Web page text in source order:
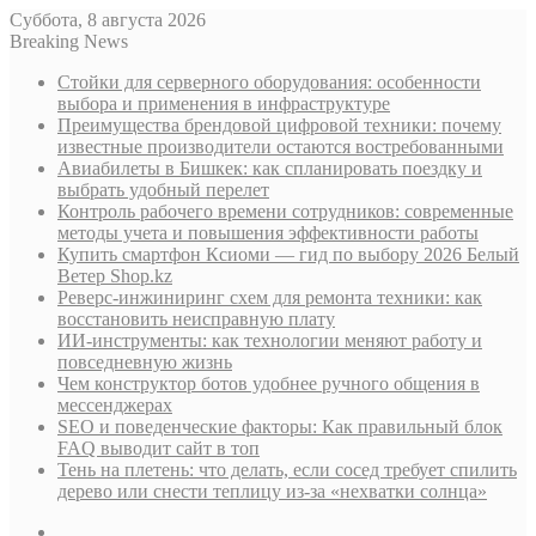
Суббота, 8 августа 2026
Breaking News
Стойки для серверного оборудования: особенности
выбора и применения в инфраструктуре
Преимущества брендовой цифровой техники: почему
известные производители остаются востребованными
Авиабилеты в Бишкек: как спланировать поездку и
выбрать удобный перелет
Контроль рабочего времени сотрудников: современные
методы учета и повышения эффективности работы
Купить смартфон Ксиоми — гид по выбору 2026 Белый
Ветер Shop.kz
Реверс-инжиниринг схем для ремонта техники: как
восстановить неисправную плату
ИИ-инструменты: как технологии меняют работу и
повседневную жизнь
Чем конструктор ботов удобнее ручного общения в
мессенджерах
SEO и поведенческие факторы: Как правильный блок
FAQ выводит сайт в топ
Тень на плетень: что делать, если сосед требует спилить
дерево или снести теплицу из-за «нехватки солнца»